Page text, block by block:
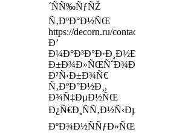
´ÑÑ‰ÑƒÑŽ
Ñ‚ÐºÐ°Ð½ÑŒ
https://decorn.ru/contacts/sochi/
Ð’
Ð¼Ð°Ð³Ð°Ð·Ð¸Ð½Ðµ
Ð±Ð¾Ð»ÑŒÑˆÐ¾Ð¹
Ð²Ñ‹Ð±Ð¾Ñ€
Ñ‚ÐºÐ°Ð½Ð¸,
Ð¾Ñ‡ÐµÐ½ÑŒ
Ð¿Ñ€Ð¸ÑÑ‚Ð½Ñ‹Ðµ
ÐºÐ¾Ð½ÑÑƒÐ»ÑŒÑ‚Ð°Ð½Ñ‚Ñ‹